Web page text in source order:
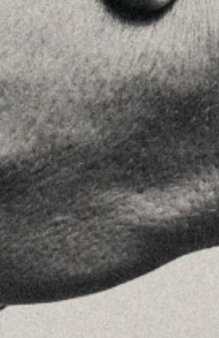
+34 915759925
Ver en Google Maps
MENU
Home
La Firma
Equipo
Asesoramiento
Insights
Contactar
SÍGUENOS
Linkedin
Instagram
Youtube
Allyon — Barcelona, Spain